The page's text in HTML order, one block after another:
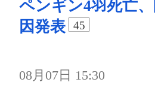
ペンギン4羽死亡
因発表
45
08月07日 15:30